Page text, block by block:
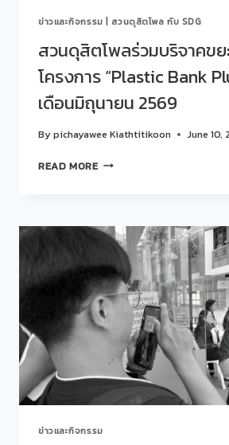
ปี
การ
ศึกษา
2568
ข่าวและกิจกรรม สวนดุสิตโพล กับ SDG
สวนดุสิตโพลร่วมบริจาคข
โครงการ “Plastic Bank
เดือนมิถุนายน 2569
Bypichayawee Kiathtitikoon June 10,
READ MOREสวน
ล
ร่วม
บริจาค
ขยะ
พลาสติก
ใน
โครงการ
“PLASTIC
BANK
PLUS”
ประจำ
เดือน
2569
ข่าวและกิจกรรม